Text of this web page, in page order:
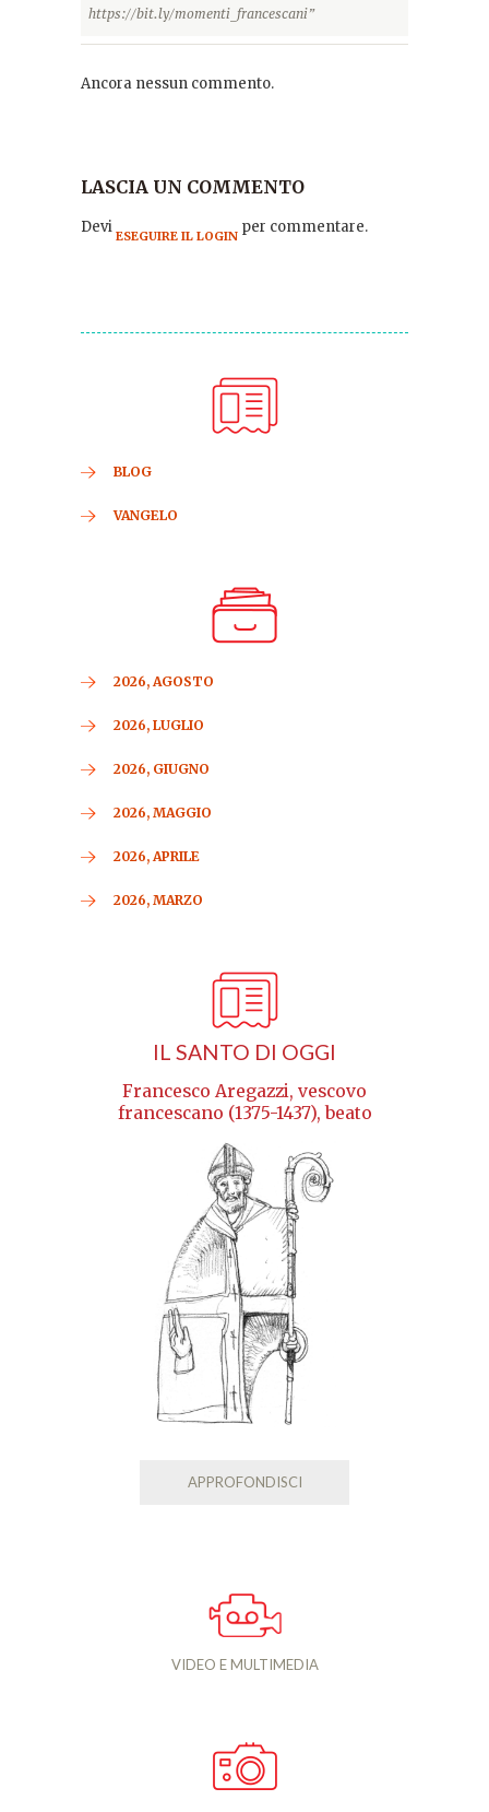
https://bit.ly/momenti_francescani”
Ancora nessun commento.
LASCIA UN COMMENTO
Devi ESEGUIRE IL LOGIN per commentare.
BLOG
VANGELO
2026, AGOSTO
2026, LUGLIO
2026, GIUGNO
2026, MAGGIO
2026, APRILE
2026, MARZO
IL SANTO DI OGGI
Francesco Aregazzi, vescovo
francescano (1375-1437), beato
APPROFONDISCI
VIDEO E MULTIMEDIA